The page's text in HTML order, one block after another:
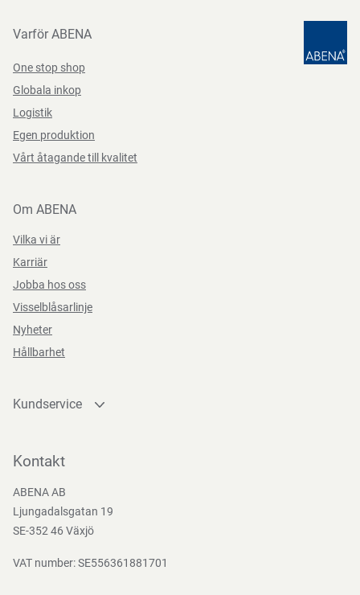
Varför ABENA
One stop shop
Globala inkop
Logistik
Egen produktion
Vårt åtagande till kvalitet
Om ABENA
Vilka vi är
Karriär
Jobba hos oss
Visselblåsarlinje
Nyheter
Hållbarhet
Kundservice
Bli kund
Nedladdningar
Kontakt
ABENA AB
Ljungadalsgatan 19
SE-352 46 Växjö
VAT number: SE556361881701